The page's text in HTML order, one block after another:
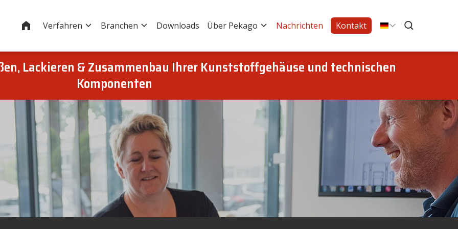
Startseite
Verfahren Branchen Downloads Über Pekago Nachrichten Kontakt
Lackieren & Zusammenbau Ihrer Kunststoffgehäuse und technischen
Komponenten